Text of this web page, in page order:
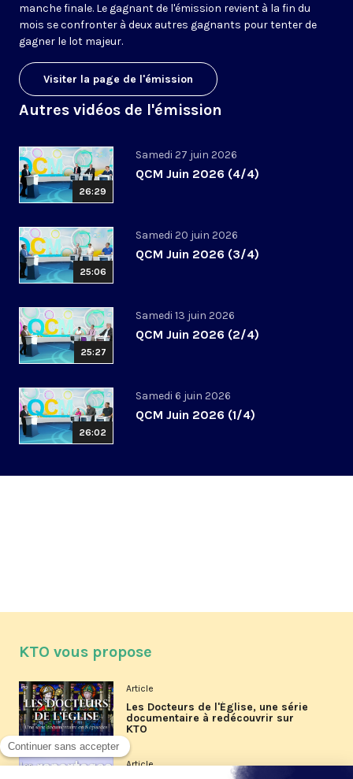
manche finale. Le gagnant de l'émission revient à la fin du
mois se confronter à deux autres gagnants pour tenter de
gagner le lot majeur.
Visiter la page de l'émission
Autres vidéos de l'émission
26:29
Samedi 27 juin 2026
QCM Juin 2026 (4/4)
25:06
Samedi 20 juin 2026
QCM Juin 2026 (3/4)
25:27
Samedi 13 juin 2026
QCM Juin 2026 (2/4)
26:02
Samedi 6 juin 2026
QCM Juin 2026 (1/4)
KTO vous propose
Article
Les Docteurs de l'Église, une série
documentaire à redécouvrir sur
KTO
Article